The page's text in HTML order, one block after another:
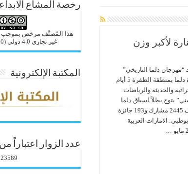
لأكبر وزن
دلما التاريخي”
يختتم مسابقاته في جزيرة دلما بمنطقة الظفرة 5 أيام
والحديثة والرياضات
يتوج بطلاً لسباق دلما
للتجديف على اللوح الواقف 2445 مشارك و193 جائزة
الامارات العربية
رخصة المشاع
هذا المُصنَّف مرخص بموجب
غير تجاري 4.0 دولي
(CC BY-NC-SA 4.0)
المكتبة الإلكترونية
عدد الزوار اعتباراً من 5/27/ 2011